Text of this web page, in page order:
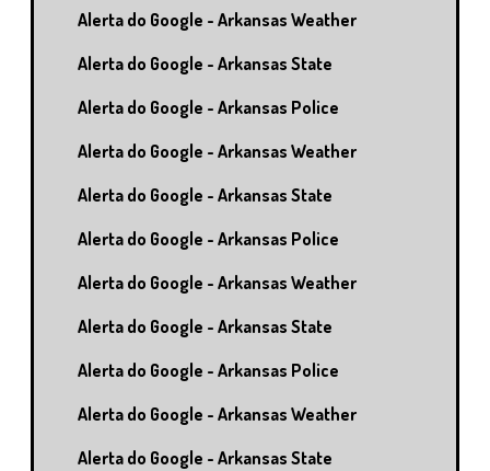
Alerta do Google - Arkansas Weather
Alerta do Google - Arkansas State
Alerta do Google - Arkansas Police
Alerta do Google - Arkansas Weather
Alerta do Google - Arkansas State
Alerta do Google - Arkansas Police
Alerta do Google - Arkansas Weather
Alerta do Google - Arkansas State
Alerta do Google - Arkansas Police
Alerta do Google - Arkansas Weather
Alerta do Google - Arkansas State